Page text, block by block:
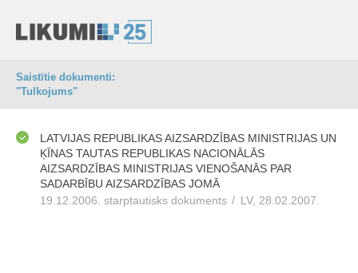
Saistītie dokumenti:
"Tulkojums"
LATVIJAS REPUBLIKAS AIZSARDZĪBAS MINISTRIJAS UN
ĶĪNAS TAUTAS REPUBLIKAS NACIONĀLĀS
AIZSARDZĪBAS MINISTRIJAS VIENOŠANĀS PAR
SADARBĪBU AIZSARDZĪBAS JOMĀ
19.12.2006. starptautisks dokuments / LV, 28.02.2007.